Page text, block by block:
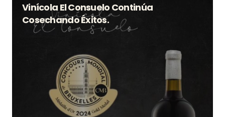
Vinícola El Consuelo Continúa
Cosechando Éxitos.